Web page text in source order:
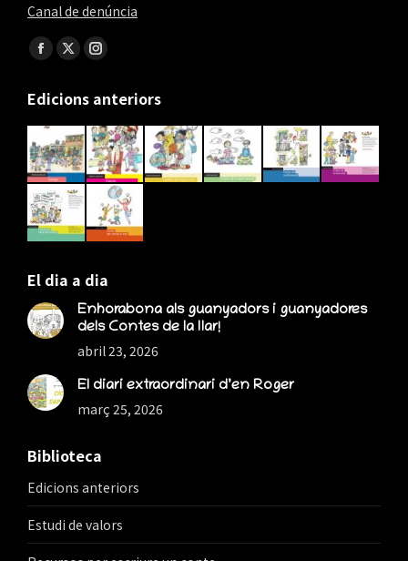
Canal de denúncia
Find us on:
Facebook
opens
in
new
window
X
opens
in
new
window
Instagram
opens
in
new
window
Edicions anteriors
El dia a dia
Enhorabona als guanyadors i guanyadores
dels Contes de la llar!
abril 23, 2026
El diari extraordinari d’en Roger
març 25, 2026
Biblioteca
Edicions anteriors
Estudi de valors